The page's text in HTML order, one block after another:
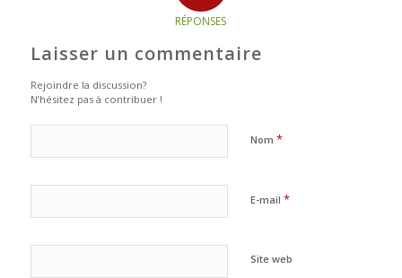
RÉPONSES
Laisser un commentaire
Rejoindre la discussion?
N’hésitez pas à contribuer !
Nom *
E-mail *
Site web